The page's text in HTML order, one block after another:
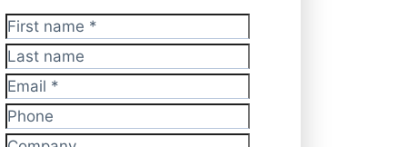
First name*
Last name
Email*
Phone